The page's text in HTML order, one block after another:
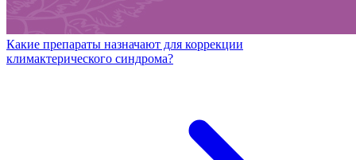
Какие препараты назначают для коррекции
климактерического синдрома?